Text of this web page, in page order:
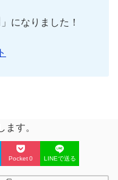
」になりました！
ます。
Pocket0 LINEで送る